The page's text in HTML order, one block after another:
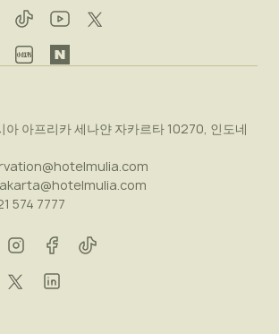
아 아프리카 세나얀 자카르타 10270, 인도네
574 7777